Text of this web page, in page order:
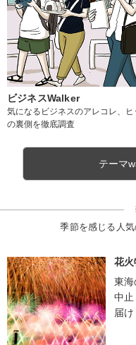
ビジネスWalker
気になるビジネスのアレコレ、ヒ
の裏側を徹底調査
テーマ
季節を感じる人
花火
東海
中止
届け